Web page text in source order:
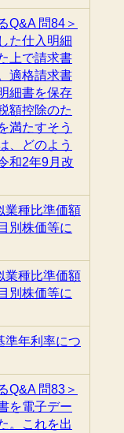
Q&A 問84＞
た仕入明細
上で請求書
適格請求書
細書を保存
額控除のた
満たすそう
、どのよう
和2年9月改
業種比準価額
別株価等に
業種比準価額
別株価等に
準年利率につ
Q&A 問83＞
を電子デー
。これを出